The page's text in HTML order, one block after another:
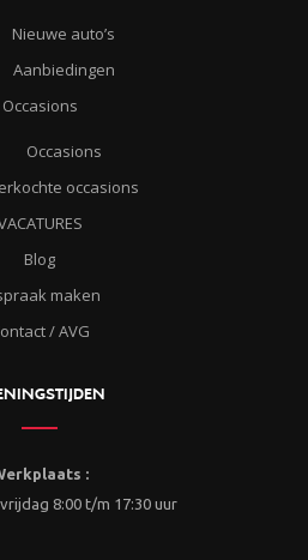
Nieuwe auto’s
Aanbiedingen
Occasions
Occasions
occasions
Blog
maken
/ AVG
:
8:00 t/m 17:30 uur